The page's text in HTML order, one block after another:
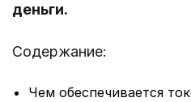
деньги.
Содержание:
Чем обеспечивается